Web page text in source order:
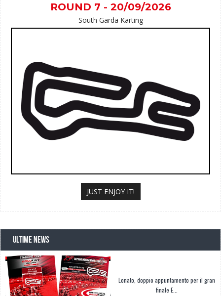
ROUND 7 - 20/09/2026
South Garda Karting
JUST ENJOY IT!
ULTIME NEWS
Lonato, doppio appuntamento per il gran
finale E...